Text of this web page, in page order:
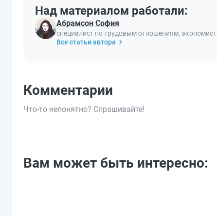
Над материалом работали:
Абрамсон София
специалист по трудовым отношениям, экономист
Все статьи автора
Комментарии
Что-то непонятно? Спрашивайте!
Вам может быть интересно: